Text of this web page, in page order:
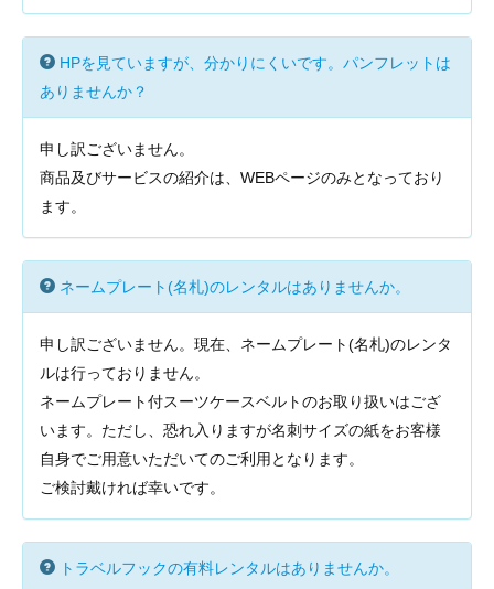
HPを見ていますが、分かりにくいです。パンフレットは
ありませんか？
申し訳ございません。
商品及びサービスの紹介は、WEBページのみとなっており
ます。
ネームプレート(名札)のレンタルはありませんか。
申し訳ございません。現在、ネームプレート(名札)のレンタ
ルは行っておりません。
ネームプレート付スーツケースベルトのお取り扱いはござ
います。ただし、恐れ入りますが名刺サイズの紙をお客様
自身でご用意いただいてのご利用となります。
ご検討戴ければ幸いです。
トラベルフックの有料レンタルはありませんか。